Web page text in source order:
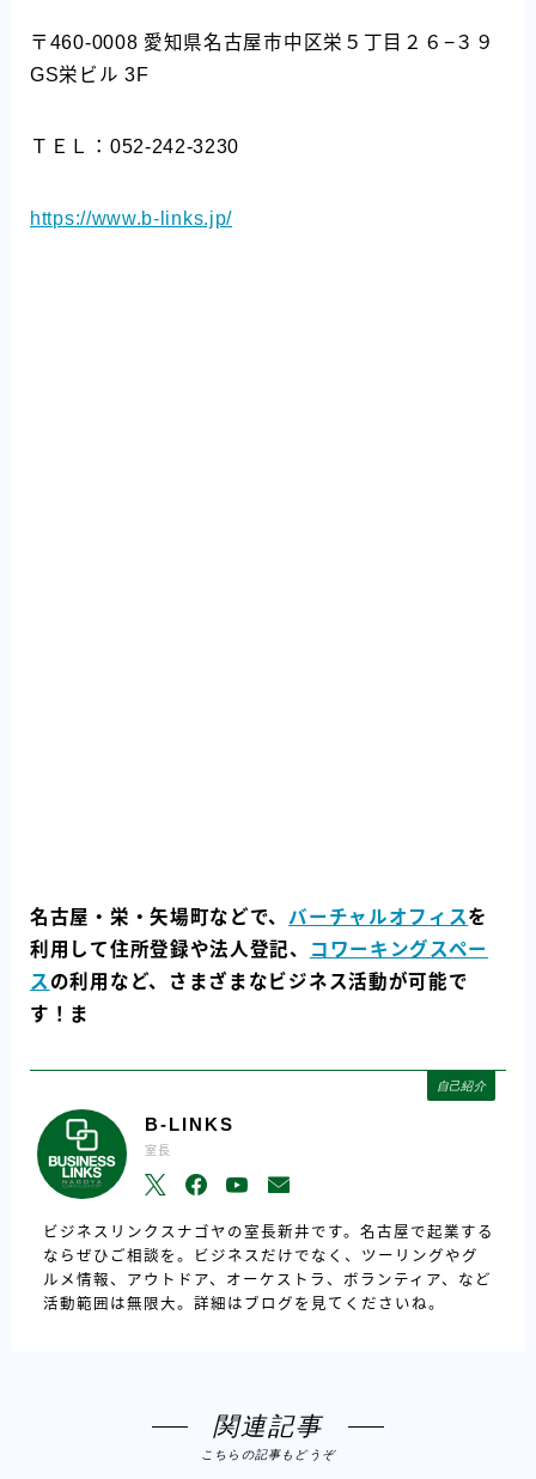
〒460-0008 愛知県名古屋市中区栄５丁目２６−３９
GS栄ビル 3F
ＴＥＬ：052-242-3230
https://www.b-links.jp/
名古屋・栄・矢場町などで、 バーチャルオフィスを
利用して住所登録や法人登記、
コワーキングスペー
ス の利用など、さまざまなビジネス活動が可能で
す！ま
自己紹介
B-LINKS
室長
ビジネスリンクスナゴヤの室長新井です。名古屋で起業する
ならぜひご相談を。ビジネスだけでなく、ツーリングやグ
ルメ情報、アウトドア、オーケストラ、ボランティア、など
活動範囲は無限大。詳細はブログを見てくださいね。
関連記事
こちらの記事もどうぞ